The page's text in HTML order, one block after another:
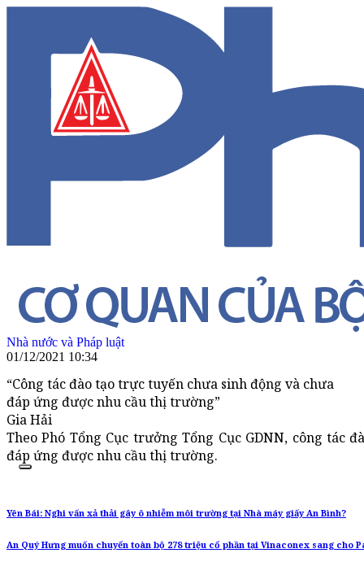
Nhà nước và Pháp luật
01/12/2021 10:34
“Công tác đào tạo trực tuyến chưa sinh động và chưa
đáp ứng được nhu cầu thị trường”
Gia Hải
Theo Phó Tổng Cục trưởng Tổng Cục GDNN, công tác
đáp ứng được nhu cầu thị trường.
Yên Bái: Nghi vấn xả thải gây ô nhiễm môi trường tại Nhà máy giấy An Bình?
An Quý Hưng muốn chuyển toàn bộ 278 triệu cổ phần tại Vinaconex sang cho